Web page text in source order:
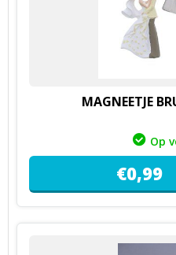
MAGNEETJE
Op
€0,99